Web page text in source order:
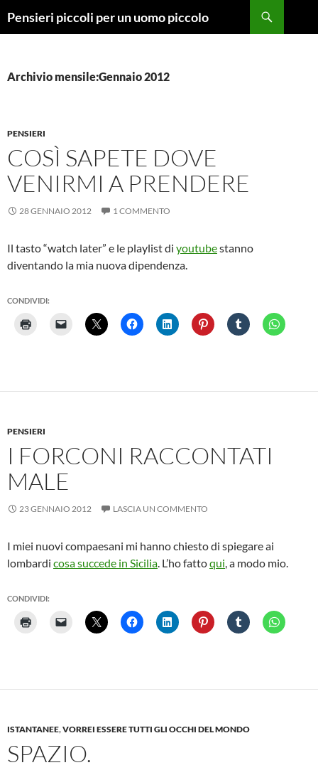
Pensieri piccoli per un uomo piccolo
Archivio mensile:Gennaio 2012
PENSIERI
COSÌ SAPETE DOVE
VENIRMI A PRENDERE
28 GENNAIO 2012 1 COMMENTO
Il tasto “watch later” e le playlist di youtubestanno
diventando la mia nuova dipendenza.
CONDIVIDI:
PENSIERI
I FORCONI RACCONTATI
MALE
23 GENNAIO 2012 LASCIA UN COMMENTO
I miei nuovi compaesani mi hanno chiesto di spiegare ai
lombardi cosa succede in Sicilia. L’ho fattoqui, a modo mio.
CONDIVIDI:
ISTANTANEE,VORREI ESSERE TUTTI GLI OCCHI DEL MONDO
SPAZIO.